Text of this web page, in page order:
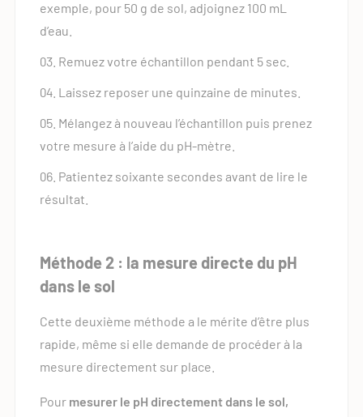
exemple, pour 50 g de sol, adjoignez 100 mL
d’eau.
Remuez votre échantillon pendant 5 sec.
Laissez reposer une quinzaine de minutes.
Mélangez à nouveau l’échantillon puis prenez
votre mesure à l’aide du pH-mètre.
Patientez soixante secondes avant de lire le
résultat.
Méthode 2 : la mesure directe du pH
dans le sol
Cette deuxième méthode a le mérite d’être plus
rapide, même si elle demande de procéder à la
mesure directement sur place.
Pour mesurer le pH directement dans le sol,